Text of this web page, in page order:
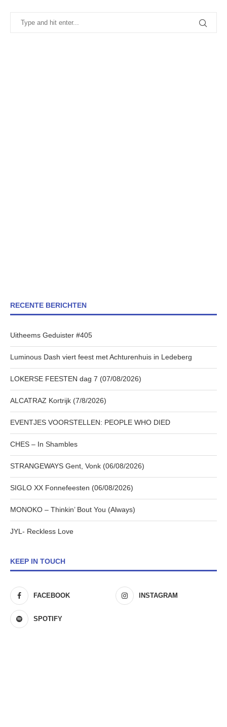
RECENTE BERICHTEN
Uitheems Geduister #405
Luminous Dash viert feest met Achturenhuis in Ledeberg
LOKERSE FEESTEN dag 7 (07/08/2026)
ALCATRAZ Kortrijk (7/8/2026)
EVENTJES VOORSTELLEN: PEOPLE WHO DIED
CHES – In Shambles
STRANGEWAYS Gent, Vonk (06/08/2026)
SIGLO XX Fonnefeesten (06/08/2026)
MONOKO – Thinkin’ Bout You (Always)
JYL- Reckless Love
KEEP IN TOUCH
FACEBOOK INSTAGRAM
SPOTIFY